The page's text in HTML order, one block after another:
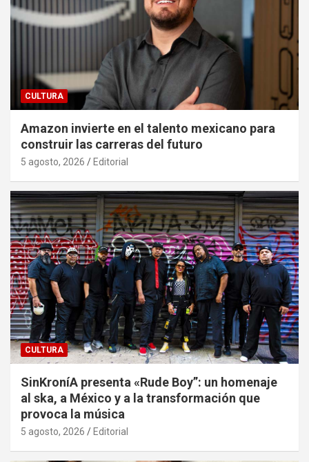
CULTURA
Amazon invierte en el talento mexicano para
construir las carreras del futuro
5 agosto, 2026 Editorial
CULTURA
SinKroníA presenta «Rude Boy”: un homenaje
al ska, a México y a la transformación que
provoca la música
5 agosto, 2026 Editorial